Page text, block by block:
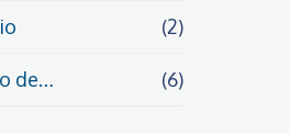
(2)
de… (6)